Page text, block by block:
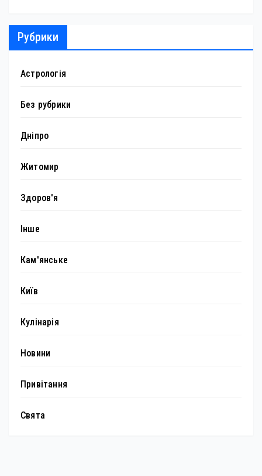
Рубрики
Астрологія
Без рубрики
Дніпро
Житомир
Здоров'я
Інше
Кам'янське
Київ
Кулінарія
Новини
Привітання
Свята